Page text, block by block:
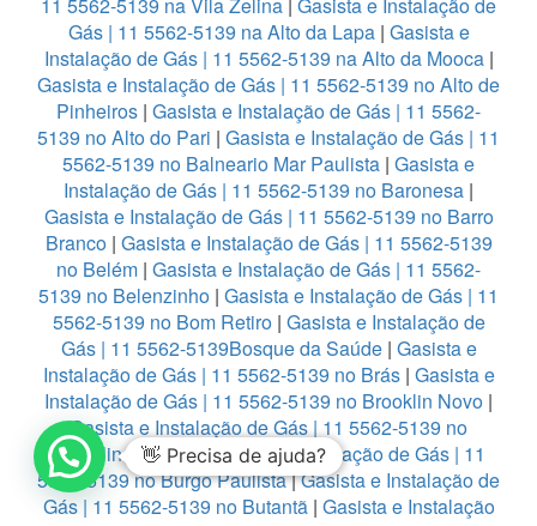
11 5562-5139 na Vila Zelina | Gasista e Instalação de
Gás | 11 5562-5139 na Alto da Lapa| Gasista e
Instalação de Gás | 11 5562-5139 na Alto da Mooca|
Gasista e Instalação de Gás | 11 5562-5139 no Alto de
Pinheiros | Gasista e Instalação de Gás | 11 5562-
5139 no Alto do Pari | Gasista e Instalação de Gás | 11
5562-5139 no Balneario Mar Paulista | Gasista e
Instalação de Gás | 11 5562-5139 no Baronesa |
Gasista e Instalação de Gás | 11 5562-5139 no Barro
Branco| Gasista e Instalação de Gás | 11 5562-5139
no Belém | Gasista e Instalação de Gás | 11 5562-
5139 no Belenzinho | Gasista e Instalação de Gás | 11
5562-5139 no Bom Retiro| Gasista e Instalação de
Gás | 11 5562-5139Bosque da Saúde| Gasista e
Instalação de Gás | 11 5562-5139 no Brás| Gasista e
Instalação de Gás | 11 5562-5139 no Brooklin Novo |
Gasista e Instalação de Gás | 11 5562-5139 no
Brooklin Paulista|Gasista e Instalação de Gás | 11
5562-5139 no Burgo Paulista|Gasista e Instalação de
Gás | 11 5562-5139 no Butantã| Gasista e Instalação
👋 Precisa de ajuda?